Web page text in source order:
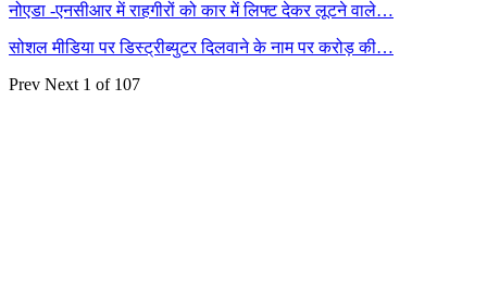
नोएडा -एनसीआर में राहगीरों को कार में लिफ्ट देकर लूटने वाले…
सोशल मीडिया पर डिस्ट्रीब्युटर दिलवाने के नाम पर करोड़ की…
Prev Next 1 of 107